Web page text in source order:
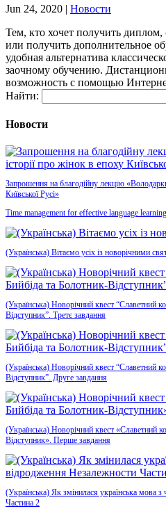
Jun 24, 2020 | Новости
Тем, кто хочет получить диплом,
или получить дополнительное
удобная альтернатива
заочному обучению.
возможность с помощью
Найти:
Новости
Запрошення на благодійну лекцію
Київської Русі»
Time management for effective language
(Українська) Вітаємо усіх із новорічними
(Українська) Новорічний квест “Славетний
Відступник”. Третє завдання
(Українська) Новорічний квест “Славетний
Відступник”. Друге завдання
(Українська) Новорічний квест «Славетний
Відступник». Перше завдання
(Українська) Як змінилася українська мова
Частина 2